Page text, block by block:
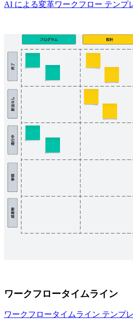
AI による変革ワークフロー テンプ
ワークフロータイムライン
ワークフロータイムライン テンプ